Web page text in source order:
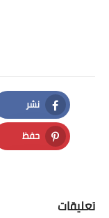
نشر
Facebook
حفظ
Pinterest
تعليقات